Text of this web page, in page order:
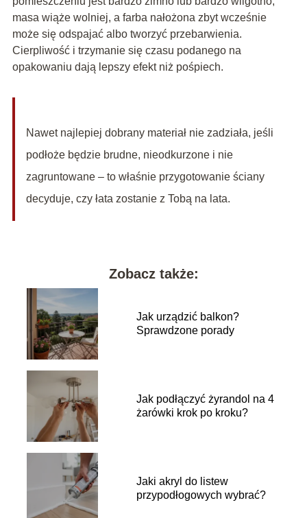
masa wiąże wolniej, a farba nałożona zbyt wcześnie
może się odspajać albo tworzyć przebarwienia.
Cierpliwość i trzymanie się czasu podanego na
opakowaniu dają lepszy efekt niż pośpiech.
Nawet najlepiej dobrany materiał nie zadziała, jeśli
podłoże będzie brudne, nieodkurzone i nie
zagruntowane – to właśnie przygotowanie ściany
decyduje, czy łata zostanie z Tobą na lata.
Zobacz także:
Jak urządzić balkon?
Sprawdzone porady
Jak podłączyć żyrandol na 4
żarówki krok po kroku?
Jaki akryl do listew
przypodłogowych wybrać?